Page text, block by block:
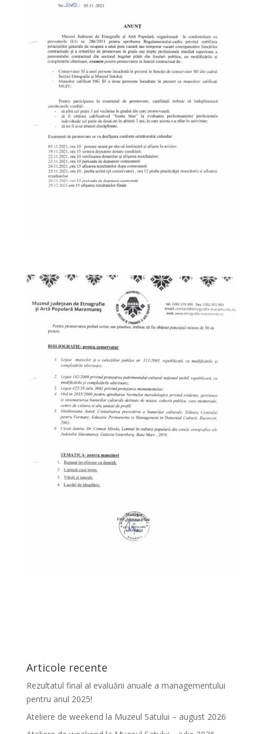
Articole recente
Rezultatul final al evaluării anuale a managementului
pentru anul 2025!
Ateliere de weekend la Muzeul Satului – august 2026